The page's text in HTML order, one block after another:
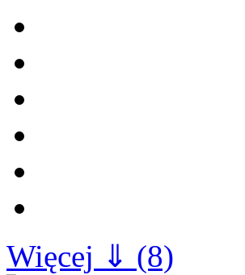
Więcej ⇓ (8)